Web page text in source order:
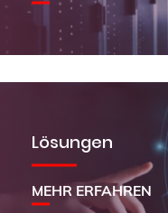
Lösungen
MEHR ERFAHREN